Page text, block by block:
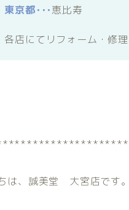
東京都･･･恵比寿
各店にてリフォーム・修
は、誠美堂 大宮店です。